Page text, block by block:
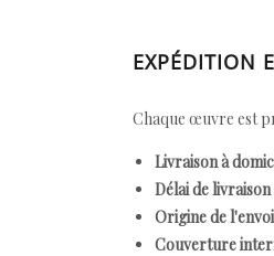
EXPÉDITION
Chaque œuvre est
Livraison à
Délai de livraison
Origine de
Couverture